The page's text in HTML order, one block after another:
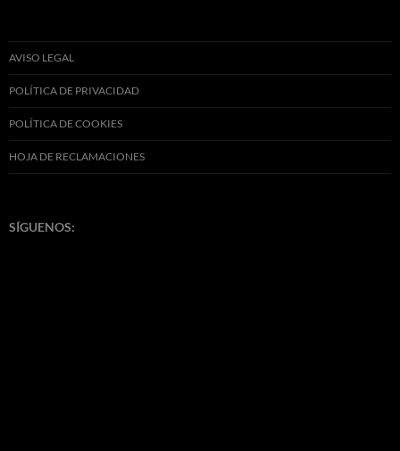
AVISO LEGAL
POLÍTICA DE PRIVACIDAD
POLÍTICA DE COOKIES
HOJA DE RECLAMACIONES
SÍGUENOS: